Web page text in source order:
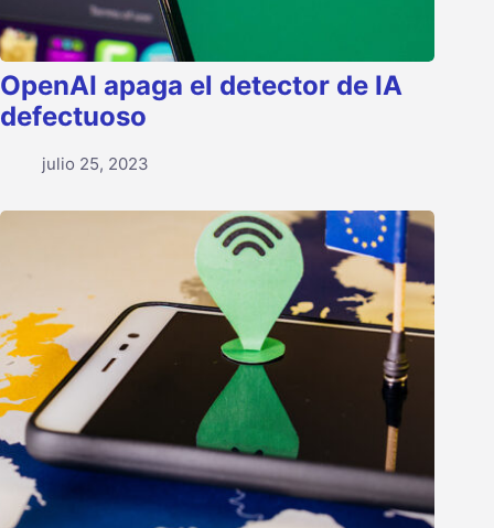
OpenAI apaga el detector de IA
defectuoso
julio 25, 2023